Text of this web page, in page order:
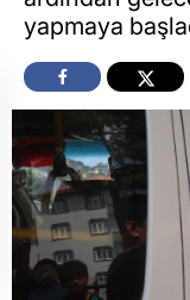
yapmaya